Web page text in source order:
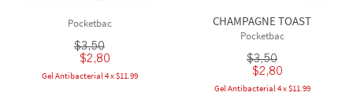
Pocketbac
$3,50
$2,80
Gel Antibacterial 4 x $11.99
CHAMPAGNE TOAST
Pocketbac
$3,50
$2,80
Gel Antibacterial 4 x $11.99